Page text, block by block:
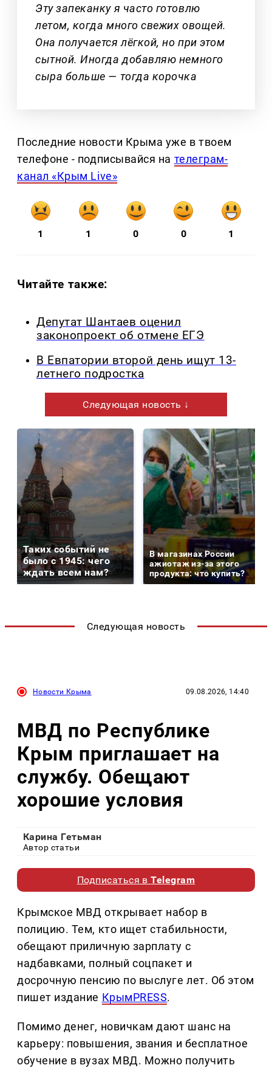
Эту запеканку я часто готовлю
летом, когда много свежих овощей.
Она получается лёгкой, но при этом
сытной. Иногда добавляю немного
сыра больше — тогда корочка
Последние новости Крыма уже в твоем
телефоне - подписывайся на телеграм-
канал «Крым Live»
1 1 0 0 1
Читайте также:
Депутат Шантаев оценил
законопроект об отмене ЕГЭ
В Евпатории второй день ищут 13-
летнего подростка
Следующая новость ↓
Таких событий не
было с 1945: чего
ждать всем нам?
В магазинах России
ажиотаж из-за этого
продукта: что купить?
Следующая новость
Новости Крыма 09.08.2026, 14:40
МВД по Республике
Крым приглашает на
службу. Обещают
хорошие условия
Карина Гетьман
Автор статьи
Подписаться вTelegram
Крымское МВД открывает набор в
полицию. Тем, кто ищет стабильности,
обещают приличную зарплату с
надбавками, полный соцпакет и
досрочную пенсию по выслуге лет. Об этом
пишет издание КрымPRESS.
Помимо денег, новичкам дают шанс на
карьеру: повышения, звания и бесплатное
обучение в вузах МВД. Можно получить